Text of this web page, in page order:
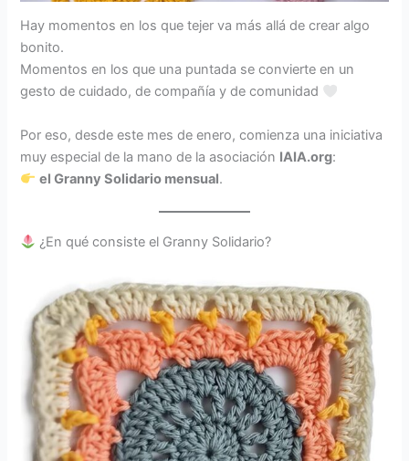
Hay momentos en los que tejer va más allá de crear algo
bonito.
Momentos en los que una puntada se convierte en un
gesto de cuidado, de compañía y de comunidad
Por eso, desde este mes de enero, comienza una iniciativa
muy especial de la mano de la asociación IAIA.org:
el Granny Solidario mensual.
¿En qué consiste el Granny Solidario?